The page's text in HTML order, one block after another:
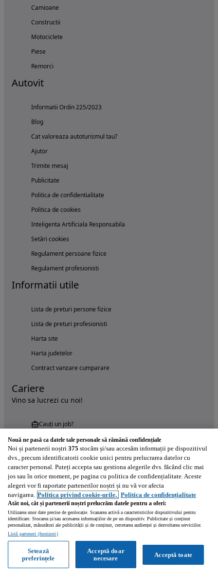
Camioane
Constructii
Motociclete
Piese
Remorci
Autovit
Informatii Ordin 225/2023
Blog
Cat valoreaza autoturismul tau?
Ajutor
Trimite mesaj
Publicitate
Politica de confidentialitate
Politica de cookies
Inteligenta Artificiala Responsabila
Setări cookies
Regulament persoane fizice
Regulament profesionisti
Informatii utile
Lista de preturi persone fizice
Lista de preturi profesionisti
Harta site
Harta judetelor
Contract vanzare cumparare
Cariere
Vino sa lucrezi cu noi!
Cauți un job?
Încearcă acum aplicația Autovit.ro
Nouă ne pasă ca datele tale personale să rămână confidențiale
Noi și partenerii noștri 375 stocăm și/sau accesăm informații pe dispozitivul
dvs., precum identificatorii cookie unici pentru prelucrarea datelor cu
caracter personal. Puteți accepta sau gestiona alegerile dvs. făcând clic mai
jos sau în orice moment, pe pagina cu politica de confidențialitate. Aceste
alegeri vor fi raportate partenerilor noștri și nu vă vor afecta
navigarea. Politica privind cookie-urile, Politica de confidențialitate
Atât noi, cât și partenerii noștri prelucrăm datele pentru a oferi:
Utilizarea unor date precise de geolocație. Scanarea activă a caracteristicilor dispozitivului pentru
identificare. Stocarea și/sau accesarea informațiilor de pe un dispozitiv. Publicitate și conținut
personalizat, măsurători ale publicității și de conținut, cercetarea audienței și dezvoltarea serviciilor.
Listă parteneri (furnizori)
Acceptă toate
Acceptă doar
necesare
Setează
preferințele